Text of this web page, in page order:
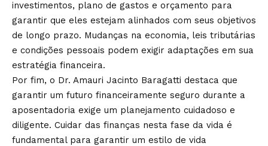
investimentos, plano de gastos e orçamento para
garantir que eles estejam alinhados com seus objetivos
de longo prazo. Mudanças na economia, leis tributárias
e condições pessoais podem exigir adaptações em sua
estratégia financeira.
Por fim, o Dr. Amauri Jacinto Baragatti destaca que
garantir um futuro financeiramente seguro durante a
aposentadoria exige um planejamento cuidadoso e
diligente. Cuidar das finanças nesta fase da vida é
fundamental para garantir um estilo de vida